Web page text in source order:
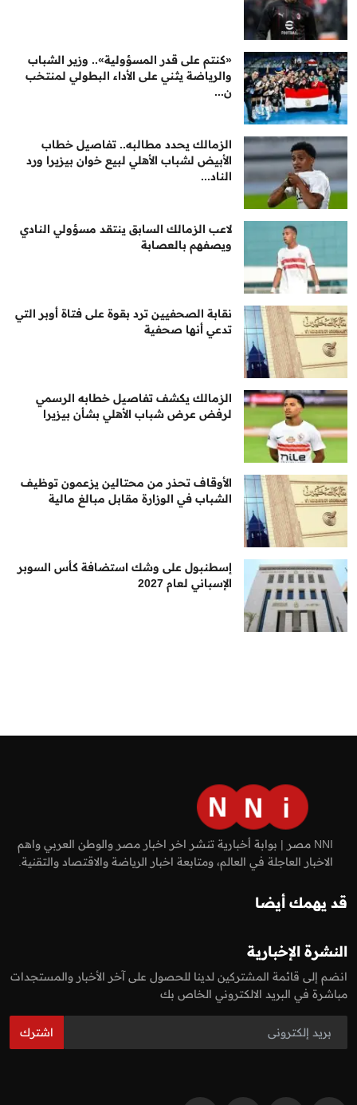
«كنتم على قدر المسؤولية».. وزير الشباب
والرياضة يثني على الأداء البطولي لمنتخب
ن...
الزمالك يحدد مطالبه.. تفاصيل خطاب
الأبيض لشباب الأهلي لبيع خوان بيزيرا ورد
الناد...
لاعب الزمالك السابق ينتقد مسؤولي النادي
ويصفهم بالعصابة
نقابة الصحفيين ترد بقوة على فتاة أوبر التي
تدعي أنها صحفية
الزمالك يكشف تفاصيل خطابه الرسمي
لرفض عرض شباب الأهلي بشأن بيزيرا
الأوقاف تحذر من محتالين يزعمون توظيف
الشباب في الوزارة مقابل مبالغ مالية
إسطنبول على وشك استضافة كأس السوبر
الإسباني لعام 2027
NNI مصر | بوابة أخبارية تنشر اخر اخبار مصر والوطن العربي واهم
الاخبار العاجلة في العالم، ومتابعة اخبار الرياضة والاقتصاد والتقنية.
قد يهمك أيضا
النشرة الإخبارية
انضم إلى قائمة المشتركين لدينا للحصول على آخر الأخبار والمستجدات
مباشرة في البريد الالكتروني الخاص بك
اشترك